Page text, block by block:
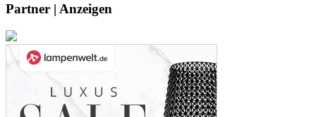
Partner | Anzeigen